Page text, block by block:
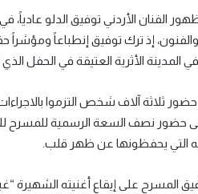
الفنان الأردني توفيق الدلو عادياً،
والفنون، إذ ترك توفيق إنطباعاً
المدينة الأثرية العتيقة في الحفل
ثلاثة آلاف شخص التزموا بالاجراءات
حضور نصف السعة الرسمية للمسرح
التي يحفظونها عن ظهر قلب.
المسرح على إيقاع أغنيته الشهيرة